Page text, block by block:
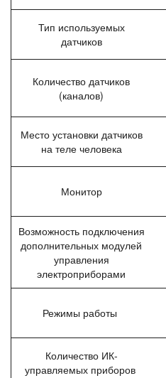
Тип используемых
датчиков
Количество датчиков
(каналов)
Место установки датчиков
на теле человека
Монитор
Возможность подключения
дополнительных модулей
управления
электроприборами
Режимы работы
Количество ИК-
управляемых приборов